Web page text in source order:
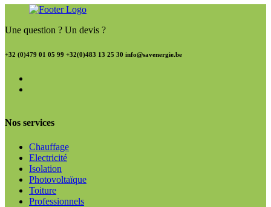
Une question ? Un devis ?
+32 (0)479 01 05 99 +32(0)483 13 25 30 info@savenergie.be
Nos services
Chauffage
Electricité
Isolation
Photovoltaïque
Toiture
Professionnels